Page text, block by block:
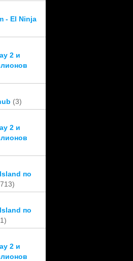
- El Ninja
2 и
(3)
2 и
по
по
2 и